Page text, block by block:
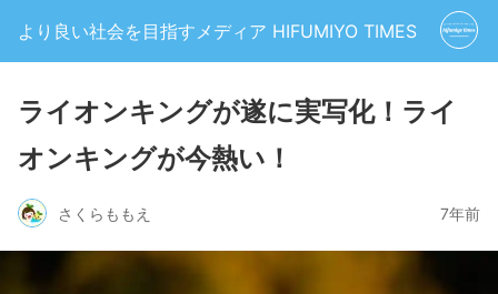
より良い社会を目指すメディア HIFUMIYO TIMES
ライオンキングが遂に実写化！ライ
オンキングが今熱い！
さくらももえ 7年前